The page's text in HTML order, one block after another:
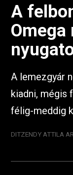
A
A lemezgyár
kiadni, mégis
félig-meddig
DITZENDY ATTILA